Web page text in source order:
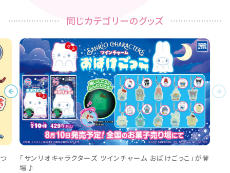
同じカテゴリーのグッズ
「サンリオキャラクターズ ツインチャーム おばけごっこ」が登
場♪